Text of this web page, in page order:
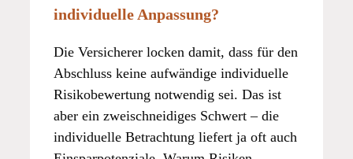
individuelle Anpassung?
Die Versicherer locken damit, dass für den
Abschluss keine aufwändige individuelle
Risikobewertung notwendig sei. Das ist
aber ein zweischneidiges Schwert – die
individuelle Betrachtung liefert ja oft auch